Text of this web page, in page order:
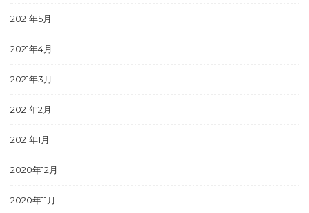
2021年5月
2021年4月
2021年3月
2021年2月
2021年1月
2020年12月
2020年11月